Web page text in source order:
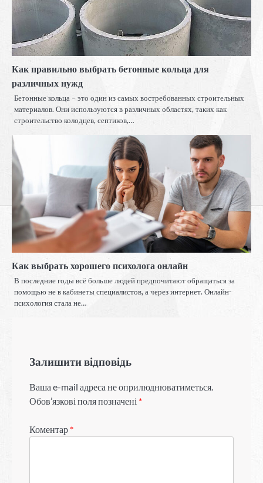
Как правильно выбрать бетонные кольца для
различных нужд
Бетонные кольца – это один из самых востребованных строительных
материалов. Они используются в различных областях, таких как
строительство колодцев, септиков,…
Как выбрать хорошего психолога онлайн
В последние годы всё больше людей предпочитают обращаться за
помощью не в кабинеты специалистов, а через интернет. Онлайн-
психология стала не…
Залишити відповідь
Ваша e-mail адреса не оприлюднюватиметься.
Обов’язкові поля позначені *
Коментар *